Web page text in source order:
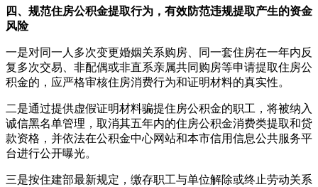
四、规范住房公积金提取行为，有效防范违规提取产生的资金
风险
一是对同一人多次变更婚姻关系购房、同一套住房在一年内反
复多次交易、非配偶或非直系亲属共同购房等申请提取住房公
积金的，应严格审核住房消费行为和证明材料的真实性。
二是通过提供虚假证明材料骗提住房公积金的职工，将被纳入
诚信黑名单管理，取消其五年内的住房公积金消费类提取和贷
款资格，并依法在公积金中心网站和本市信用信息公共服务平
台进行公开曝光。
三是按住建部最新规定，缴存职工与单位解除或终止劳动关系